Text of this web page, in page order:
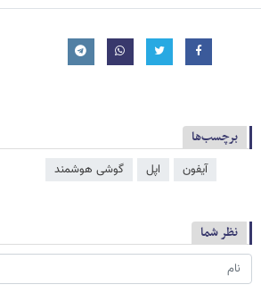
برچسب‌ها
آیفون اپل گوشی هوشمند
نظر شما